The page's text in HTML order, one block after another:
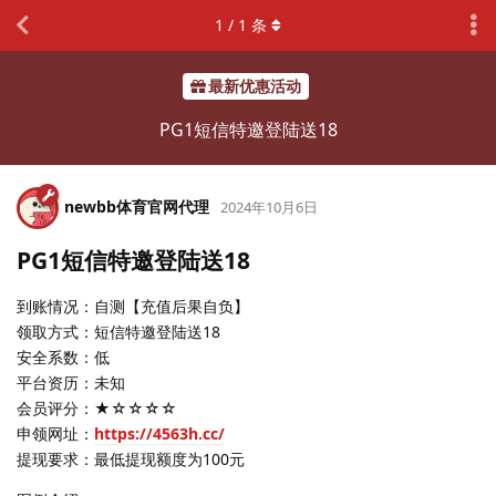
最新优惠活动
PG1短信特邀登陆送18
1 / 1 条
newbb体育官网代理 2024年10月6日
PG1短信特邀登陆送18
到账情况：自测【充值后果自负】
领取方式：短信特邀登陆送18
安全系数：低
平台资历：未知
会员评分：★☆☆☆☆
申领网址： https://4563h.cc/
提现要求：最低提现额度为100元